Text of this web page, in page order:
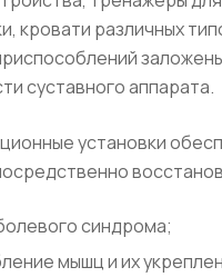
кровати различных
суставного аппарата.
установки
синдрома;
мышц и их